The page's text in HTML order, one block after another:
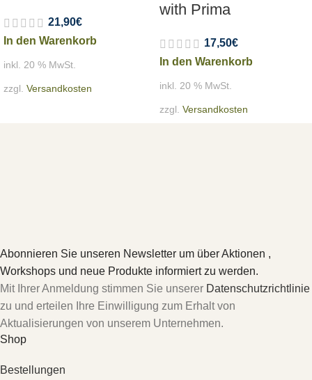
21,90€
In den Warenkorb
inkl. 20 % MwSt.
zzgl. Versandkosten
with Prima
17,50€
In den Warenkorb
inkl. 20 % MwSt.
zzgl. Versandkosten
Abonnieren Sie unseren Newsletter um über Aktionen ,
Workshops und neue Produkte informiert zu werden.
Mit Ihrer Anmeldung stimmen Sie unserer Datenschutzrichtlinie
zu und erteilen Ihre Einwilligung zum Erhalt von
Aktualisierungen von unserem Unternehmen.
Shop
Bestellungen